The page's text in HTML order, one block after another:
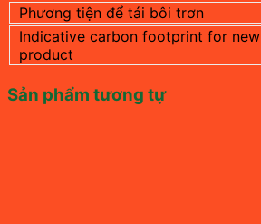
Phương tiện để tái bôi trơn
Indicative carbon footprint for new
product
Sản phẩm tương tự